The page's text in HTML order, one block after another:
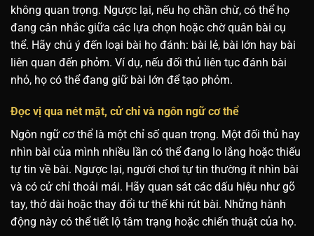
không quan trọng. Ngược lại, nếu họ chần chừ, có thể họ
đang cân nhắc giữa các lựa chọn hoặc chờ quân bài cụ
thể. Hãy chú ý đến loại bài họ đánh: bài lẻ, bài lớn hay bài
liên quan đến phỏm. Ví dụ, nếu đối thủ liên tục đánh bài
nhỏ, họ có thể đang giữ bài lớn để tạo phỏm.
Đọc vị qua nét mặt, cử chỉ và ngôn ngữ cơ thể
Ngôn ngữ cơ thể là một chỉ số quan trọng. Một đối thủ hay
nhìn bài của mình nhiều lần có thể đang lo lắng hoặc thiếu
tự tin về bài. Ngược lại, người chơi tự tin thường ít nhìn bài
và có cử chỉ thoải mái. Hãy quan sát các dấu hiệu như gõ
tay, thở dài hoặc thay đổi tư thế khi rút bài. Những hành
động này có thể tiết lộ tâm trạng hoặc chiến thuật của họ.